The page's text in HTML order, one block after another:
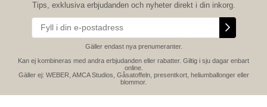
Tips, exklusiva erbjudanden och nyheter direkt i din inkorg.
Gäller endast nya prenumeranter.
Kan ej kombineras med andra erbjudanden eller rabatter. Giltig i sju dagar enbart
online.
Gäller ej: WEBER, AMCA Studios, Gåsatoffeln, presentkort, heliumballonger eller
blommor.